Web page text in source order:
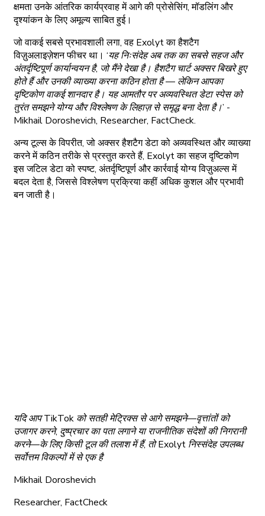
क्षमता उनके आंतरिक कार्यप्रवाह में आगे की प्रोसेसिंग, मॉडलिंग और
दृश्यांकन के लिए अमूल्य साबित हुई।
जो वाकई सबसे प्रभावशाली लगा, वह Exolyt का हैशटैग
विज़ुअलाइज़ेशन फीचर था। ‘यह निःसंदेह अब तक का सबसे सहज और
अंतर्दृष्टिपूर्ण कार्यान्वयन है, जो मैंने देखा है। हैशटैग चार्ट अक्सर बिखरे हुए
होते हैं और उनकी व्याख्या करना कठिन होता है — लेकिन आपका
दृष्टिकोण वाकई शानदार है। यह आमतौर पर अव्यवस्थित डेटा स्पेस को
तुरंत समझने योग्य और विश्लेषण के लिहाज़ से समृद्ध बना देता है।’ -
Mikhail Doroshevich, Researcher, FactCheck.
अन्य टूल्स के विपरीत, जो अक्सर हैशटैग डेटा को अव्यवस्थित और व्याख्या
करने में कठिन तरीके से प्रस्तुत करते हैं, Exolyt का सहज दृष्टिकोण
इस जटिल डेटा को स्पष्ट, अंतर्दृष्टिपूर्ण और कार्रवाई योग्य विज़ुअल्स में
बदल देता है, जिससे विश्लेषण प्रक्रिया कहीं अधिक कुशल और प्रभावी
बन जाती है।
यदि आप TikTok को सतही मेट्रिक्स से आगे समझने—वृत्तांतों को
उजागर करने, दुष्प्रचार का पता लगाने या राजनीतिक संदेशों की निगरानी
करने—के लिए किसी टूल की तलाश में हैं, तो Exolyt निस्संदेह उपलब्ध
सर्वोत्तम विकल्पों में से एक है
Mikhail Doroshevich
Researcher, FactCheck